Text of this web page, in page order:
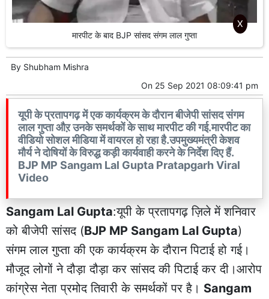
मारपीट के बाद BJP सांसद संगम लाल गुप्ता
By Shubham Mishra
On 25 Sep 2021 08:09:41 pm
यूपी के प्रतापगढ़ में एक कार्यक्रम के दौरान बीजेपी सांसद संगम
लाल गुप्ता औऱ उनके समर्थकों के साथ मारपीट की गई.मारपीट का
वीडियो सोशल मीडिया में वायरल हो रहा है.उपमुख्यमंत्री केशव
मौर्य ने दोषियों के विरुद्ध कड़ी कार्यवाही करने के निर्देश दिए हैं.
BJP MP Sangam Lal Gupta Pratapgarh Viral
Video
Sangam Lal Gupta:यूपी के प्रतापगढ़ ज़िले में शनिवार
को बीजेपी सांसद (BJP MP Sangam Lal Gupta)
संगम लाल गुप्ता की एक कार्यक्रम के दौरान पिटाई हो गई।
मौजूद लोगों ने दौड़ा दौड़ा कर सांसद की पिटाई कर दी।आरोप
कांग्रेस नेता प्रमोद तिवारी के समर्थकों पर है। Sangam
X